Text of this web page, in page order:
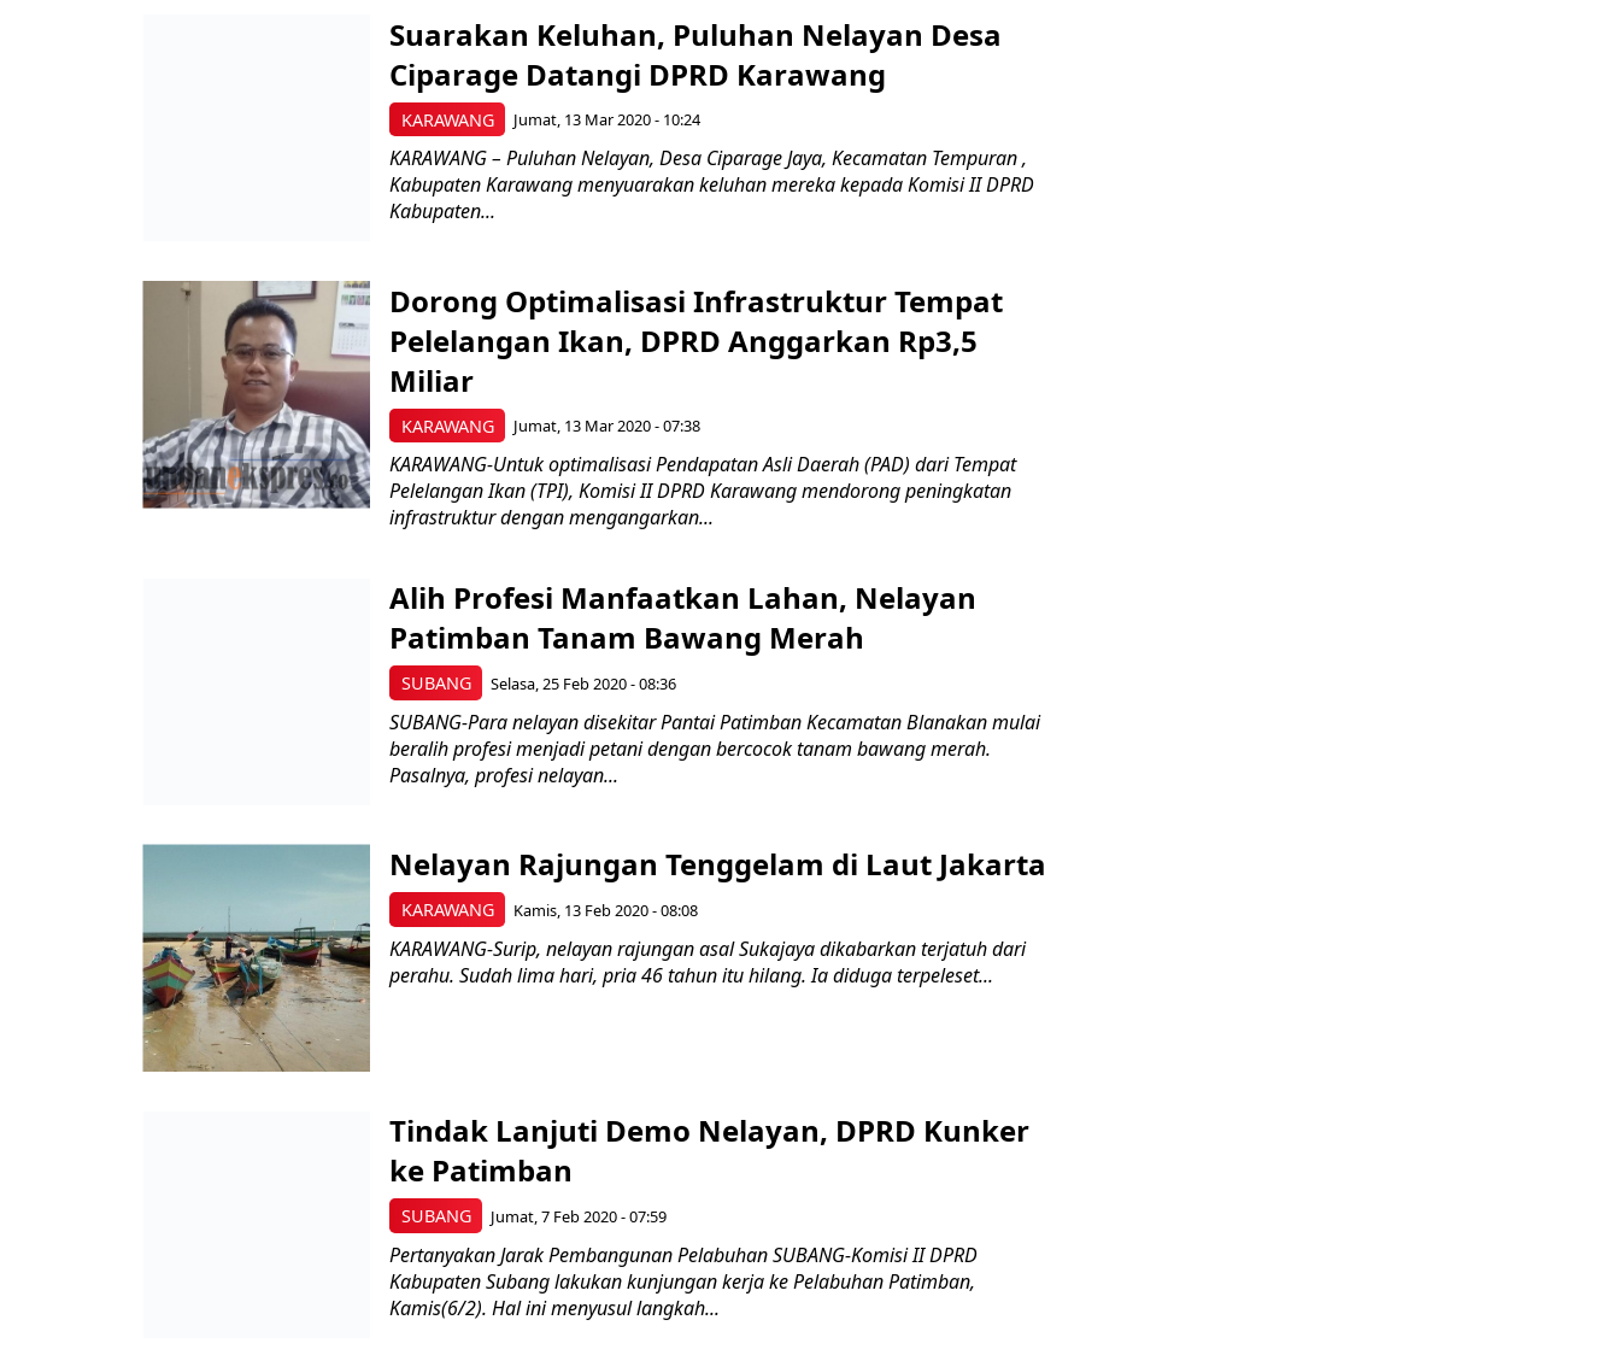
KARAWANG
Suarakan Keluhan, Puluhan Nelayan Desa
Ciparage Datangi DPRD Karawang
Jumat, 13 Mar 2020 - 10:24
KARAWANG – Puluhan Nelayan, Desa Ciparage Jaya, Kecamatan Tempuran ,
Kabupaten Karawang menyuarakan keluhan mereka kepada Komisi II DPRD
Kabupaten...
KARAWANG
Dorong Optimalisasi Infrastruktur Tempat
Pelelangan Ikan, DPRD Anggarkan Rp3,5
Miliar
Jumat, 13 Mar 2020 - 07:38
KARAWANG-Untuk optimalisasi Pendapatan Asli Daerah (PAD) dari Tempat
Pelelangan Ikan (TPI), Komisi II DPRD Karawang mendorong peningkatan
infrastruktur dengan mengangarkan...
SUBANG
Alih Profesi Manfaatkan Lahan, Nelayan
Patimban Tanam Bawang Merah
Selasa, 25 Feb 2020 - 08:36
SUBANG-Para nelayan disekitar Pantai Patimban Kecamatan Blanakan mulai
beralih profesi menjadi petani dengan bercocok tanam bawang merah.
Pasalnya, profesi nelayan...
KARAWANG
Nelayan Rajungan Tenggelam di Laut Jakarta
Kamis, 13 Feb 2020 - 08:08
KARAWANG-Surip, nelayan rajungan asal Sukajaya dikabarkan terjatuh dari
perahu. Sudah lima hari, pria 46 tahun itu hilang. Ia diduga terpeleset...
SUBANG
Tindak Lanjuti Demo Nelayan, DPRD Kunker
ke Patimban
Jumat, 7 Feb 2020 - 07:59
Pertanyakan Jarak Pembangunan Pelabuhan SUBANG-Komisi II DPRD
Kabupaten Subang lakukan kunjungan kerja ke Pelabuhan Patimban,
Kamis(6/2). Hal ini menyusul langkah...